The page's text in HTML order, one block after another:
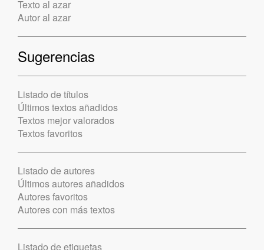
Texto al azar
Autor al azar
Sugerencias
Listado de títulos
Últimos textos añadidos
Textos mejor valorados
Textos favoritos
Listado de autores
Últimos autores añadidos
Autores favoritos
Autores con más textos
Listado de etiquetas